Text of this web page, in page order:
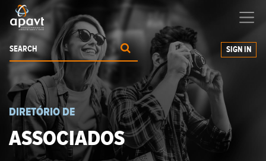
grow your business
SIGN IN
DIRETÓRIO DE
ASSOCIADOS